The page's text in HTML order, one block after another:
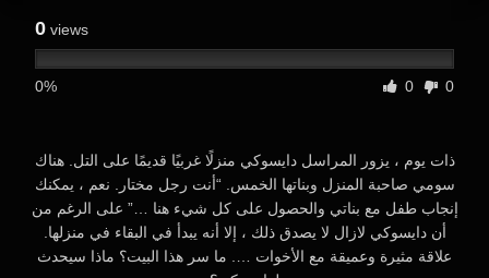
0 views
0% 0 0
ذات يوم ، يزور المراسل دايسوكي منزلًا غربيًا قديمًا على التل. هناك
سومي صاحبة المنزل وبناتها الخمس. “أنت رجل مختار. نعم ، يمكنك
إنجاب طفل مع بناتي والحصول على كل شيء هنا …” على الرغم من
أن دايسوكي لازال لا يصدق ذلك ، إلا أنه يبدأ في البقاء في منزلها.
علاقة مثيرة وعميقة مع الأخوات …. ما سر هذا البيت؟ ماذا سيحدث